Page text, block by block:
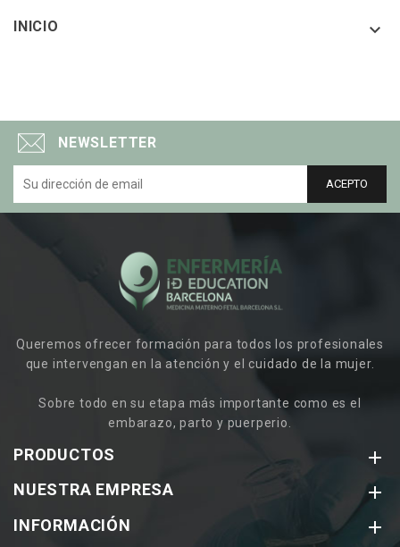
INICIO 
NEWSLETTER
Queremos ofrecer formación para todos los profesionales
que intervengan en la atención y el cuidado de la mujer.
Sobre todo en su etapa más importante como es el
embarazo, parto y puerperio.
PRODUCTOS 
NUESTRA EMPRESA 
INFORMACIÓN 